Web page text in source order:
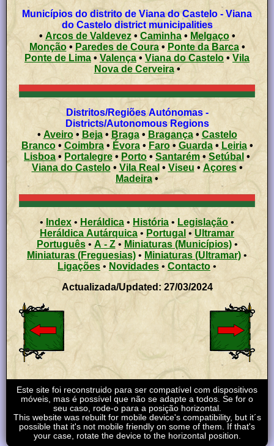
Municípios do distrito de Viana do Castelo - Viana
do Castelo district municipalities
• Arcos de Valdevez•Caminha• Melgaço•
Monção• Paredes de Coura• Ponte da Barca•
Ponte de Lima • Valença • Viana do Castelo •Vila
Nova de Cerveira•
Distritos/Regiões Autónomas -
Districts/Autonomous Regions
• Aveiro• Beja• Braga• Bragança• Castelo
Branco•Coimbra• Évora• Faro• Guarda•Leiria•
Lisboa•Portalegre• Porto • Santarém • Setúbal •
Viana do Castelo• Vila Real • Viseu •Açores •
Madeira •
• Index • Heráldica • História • Legislação •
Heráldica Autárquica • Portugal • Ultramar
Português• A - Z• Miniaturas (Municípios)•
Miniaturas (Freguesias) • Miniaturas (Ultramar) •
Ligações •Novidades•Contacto •
Actualizada/Updated: 27/03/2024
Este site foi reconstruido para ser compatível com dispositivos
móveis, mas é possível que não se adapte a todos. Se for o
seu caso, rode-o para a posição horizontal.
This website was rebuilt for mobile device's compatibility, but it´s
possible that it's not mobile friendly on some of them. If that's
your case, rotate the device to the horizontal position.